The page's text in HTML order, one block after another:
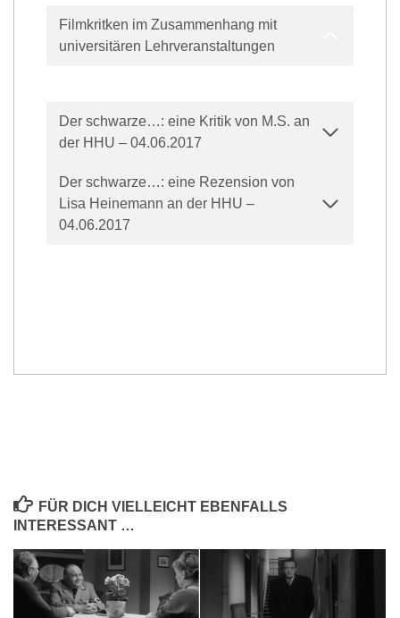
Filmkritken im Zusammenhang mit
universitären Lehrveranstaltungen
Der schwarze…: eine Kritik von M.S. an
der HHU – 04.06.2017
Der schwarze…: eine Rezension von
Lisa Heinemann an der HHU –
04.06.2017
FÜR DICH VIELLEICHT EBENFALLS
INTERESSANT …